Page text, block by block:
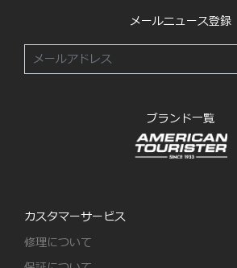
メールニュース登録
ブランド一覧
カスタマーサービス
修理について